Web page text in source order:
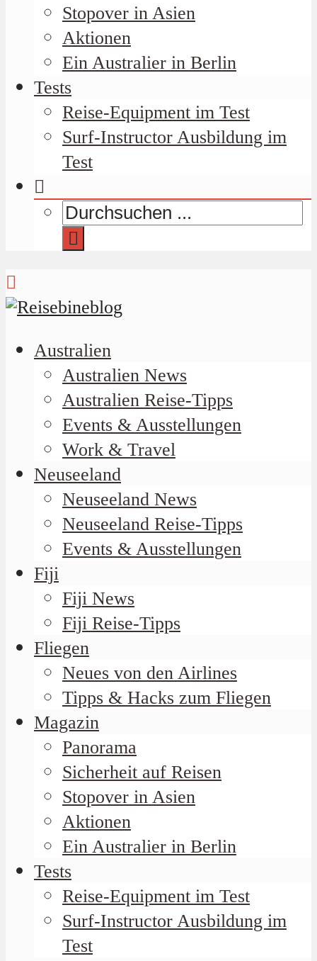
Stopover in Asien
Aktionen
Ein Australier in Berlin
Tests
Reise-Equipment im Test
Surf-Instructor Ausbildung im
Test
Australien
Australien News
Australien Reise-Tipps
Events & Ausstellungen
Work & Travel
Neuseeland
Neuseeland News
Neuseeland Reise-Tipps
Events & Ausstellungen
Fiji
Fiji News
Fiji Reise-Tipps
Fliegen
Neues von den Airlines
Tipps & Hacks zum Fliegen
Magazin
Panorama
Sicherheit auf Reisen
Stopover in Asien
Aktionen
Ein Australier in Berlin
Tests
Reise-Equipment im Test
Surf-Instructor Ausbildung im
Test